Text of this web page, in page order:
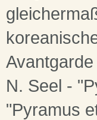
N. Seel -
"Pyramus